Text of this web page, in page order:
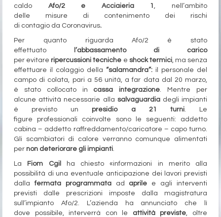
caldo Afo/2 e Acciaieria 1
, nell’ambito
delle misure di contenimento dei rischi
di contagio da Coronavirus.
Per quanto riguarda Afo/2 è stato
effettuato
l’abbassamento di carico
per evitare ripercussioni tecniche e shock termici, ma senza
effettuare il colaggio della “salamandra”: il personale del
campo di colata, pari a 56 unità, a far data dal 20 marzo,
è stato collocato in cassa integrazione . Mentre per
alcune attività necessarie alla salvaguardiadegli impianti
è previsto un presidio a 21 turni. Le
figure professionali coinvolte sono le seguenti: addetto
cabina – addetto raffreddamento/caricatore – capo turno.
Gli scambiatori di calore verranno comunque alimentati
per non deteriorare gli impianti
La Fiom Cgil
ha chiesto «informazioni in merito alla
possibilità di una eventuale anticipazione dei lavori previsti
dalla fermata programmataad aprile e agli interventi
previsti dalle prescrizioni imposte dalla magistratura
sull’impianto Afo/2. L’azienda ha annunciato che lì
dove possibile, interverrà con le attività previste , oltre